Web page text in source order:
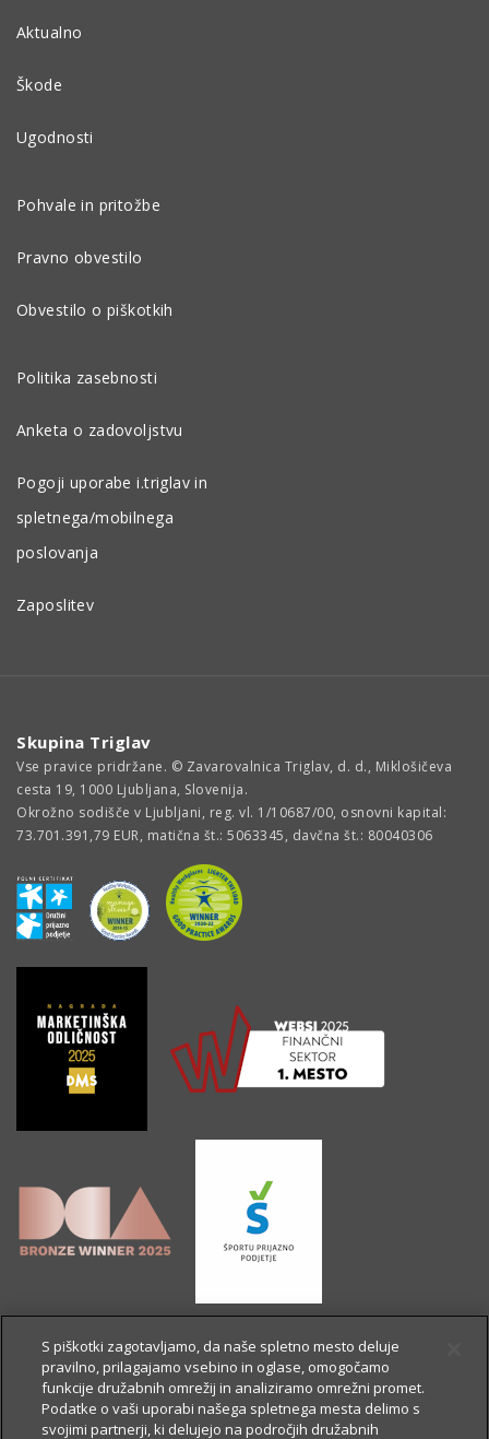
Aktualno
Škode
Ugodnosti
Pohvale in pritožbe
Pravno obvestilo
Obvestilo o piškotkih
Politika zasebnosti
Anketa o zadovoljstvu
Pogoji uporabe i.triglav in
spletnega/mobilnega
poslovanja
Zaposlitev
Skupina Triglav
Vse pravice pridržane. © Zavarovalnica Triglav, d. d., Miklošičeva
cesta 19, 1000 Ljubljana, Slovenija.
Okrožno sodišče v Ljubljani, reg. vl. 1/10687/00, osnovni kapital:
73.701.391,79 EUR, matična št.: 5063345, davčna št.: 80040306
S piškotki zagotavljamo, da naše spletno mesto deluje
pravilno, prilagajamo vsebino in oglase, omogočamo
funkcije družabnih omrežij in analiziramo omrežni promet.
Podatke o vaši uporabi našega spletnega mesta delimo s
svojimi partnerji, ki delujejo na področjih družabnih